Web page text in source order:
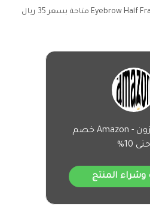
نظارة Eyebrow Half Frame Glasses Metrosexual متاحة بسعر 35 ريال
الكوبون امازون - Amazon خصم
حتى 10%
وشراء المنتج